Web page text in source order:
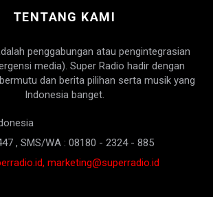
TENTANG KAMI
penggabungan atau pengintegrasian
media). Super Radio hadir dengan
dan berita pilihan serta musik yang
Indonesia banget.
, SMS/WA : 08180 - 2324 - 885
marketing@superradio.id